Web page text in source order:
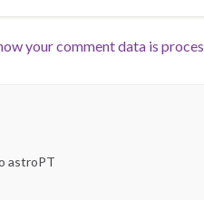
your comment data is
astroPT